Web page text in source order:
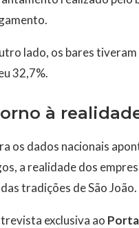
lado, os bares
32,7%.
à
os dados nacionais
a realidade dos
tradições de São João.
exclusiva ao